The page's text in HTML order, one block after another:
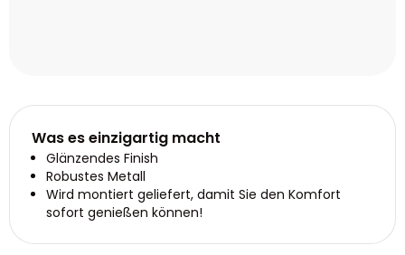
Was es einzigartig macht
Glänzendes Finish
Robustes Metall
Wird montiert geliefert, damit Sie den Komfort
sofort genießen können!